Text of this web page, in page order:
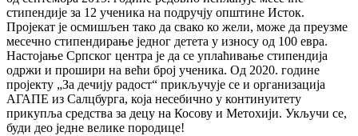
стипендије за 12 ученика на подручју општине Исток.
Пројекат је осмишљен тако да свако ко жели, може да преузме
месечно стипендирање једног детета у износу од 100 евра.
Настојање Српског центра је да се уплаћивање стипендија
одржи и прошири на већи број ученика. Од 2020. године
пројекту „За дечију радост“ прикључује се и организација
АГАПЕ из Салцбурга, која несебично у континуитету
прикупља средства за децу на Косову и Метохији. Укључи се,
буди део једне велике породице!